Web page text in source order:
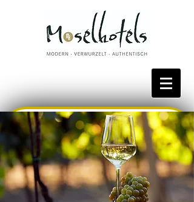
Bestpreis reservieren